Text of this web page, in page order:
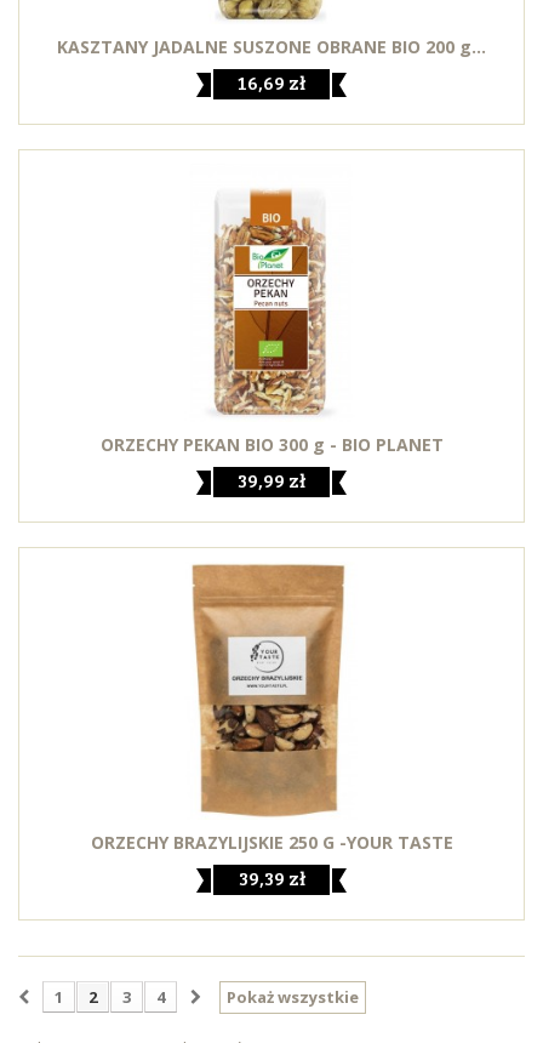
KASZTANY JADALNE SUSZONE OBRANE BIO 200 g...
16,69 zł
ORZECHY PEKAN BIO 300 g - BIO PLANET
39,99 zł
ORZECHY BRAZYLIJSKIE 250 G -YOUR TASTE
39,39 zł
Pokaż wszystkie
1 2 3 4